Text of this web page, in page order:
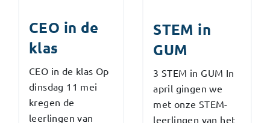
CEO in de
klas
CEO in de klas Op
dinsdag 11 mei
kregen de
leerlingen van
STEM in
GUM
3 STEM in GUM In
april gingen we
met onze STEM-
leerlingen van het